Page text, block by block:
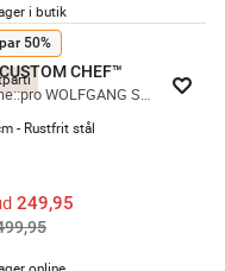
i butik
50%
CHEF™
Cuisine::pro WOLFGANG STARKE™ Santokukniv
- Rustfrit stål
249,95